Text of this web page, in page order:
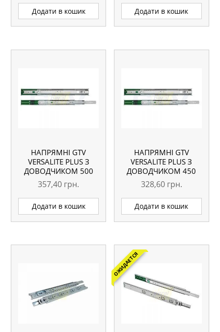
Додати в кошик Додати в кошик
НАПРЯМНІ GTV
VERSALITE PLUS З
ДОВОДЧИКОМ 500
ММ
357,40 грн.
Додати в кошик
НАПРЯМНІ GTV
VERSALITE PLUS З
ДОВОДЧИКОМ 450
ММ
328,60 грн.
Додати в кошик
ОЖИДАЕТСЯ